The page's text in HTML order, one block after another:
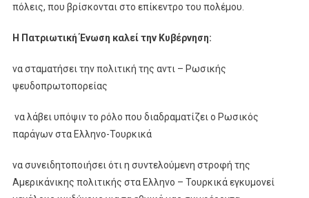
πόλεις, που βρίσκονται στο επίκεντρο του πολέμου.
Η Πατριωτική Ένωση καλεί την Κυβέρνηση:
να σταματήσει την πολιτική της αντι – Ρωσικής
ψευδοπρωτοπορείας
να λάβει υπόψιν το ρόλο που διαδραματίζει ο Ρωσικός
παράγων στα Ελληνο-Τουρκικά
να συνειδητοποιήσει ότι η συντελούμενη στροφή της
Αμερικάνικης πολιτικής στα Ελληνο – Τουρκικά εγκυμονεί